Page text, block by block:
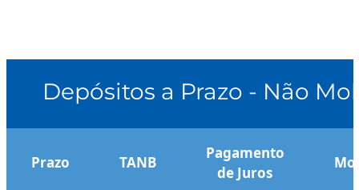
Depósitos a Prazo - Não
Prazo TANB
Pagamento
de Juros